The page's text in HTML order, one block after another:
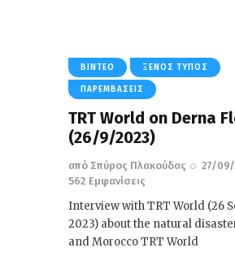
ΒΊΝΤΕΟ ΞΈΝΟΣ ΤΎΠΟΣ
ΠΑΡΕΜΒΆΣΕΙΣ
TRT World on Derna
(26/9/2023)
από Σπύρος Πλακούδας
27/09/
562 Εμφανίσεις
Interview with TRT World (26
2023) about the natural
and Morocco TRT World